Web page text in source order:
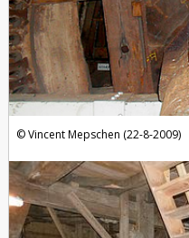
Vincent Mepschen (22-8-2009)